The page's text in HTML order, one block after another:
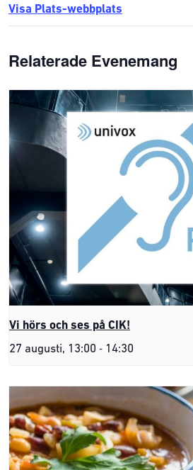
Visa Plats-webbplats
Relaterade Evenemang
Vi hörs och ses på CIK!
27 augusti, 13:00 - 14:30